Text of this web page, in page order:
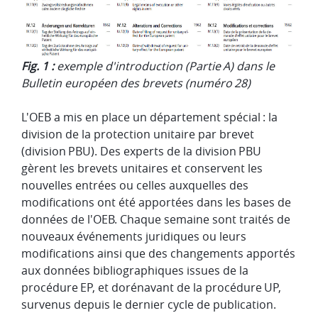
Fig. 1 :exemple d'introduction (Partie A) dans le
Bulletin européen des brevets (numéro 28)
L'OEB a mis en place un département spécial : la
division de la protection unitaire par brevet
(division PBU). Des experts de la division PBU
gèrent les brevets unitaires et conservent les
nouvelles entrées ou celles auxquelles des
modifications ont été apportées dans les bases de
données de l'OEB. Chaque semaine sont traités de
nouveaux événements juridiques ou leurs
modifications ainsi que des changements apportés
aux données bibliographiques issues de la
procédure EP, et dorénavant de la procédure UP,
survenus depuis le dernier cycle de publication.